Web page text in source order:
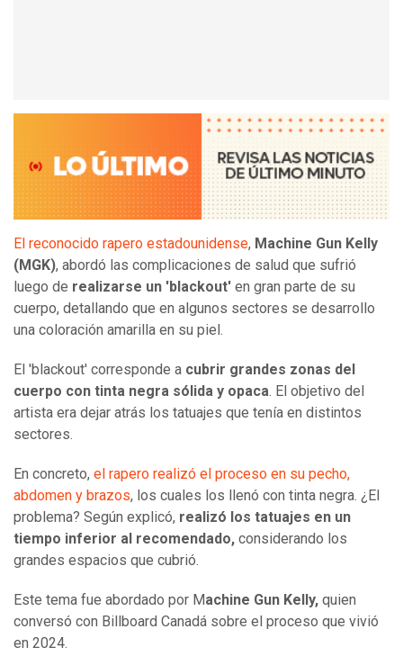
El reconocido rapero estadounidense, Machine Gun Kelly
(MGK), abordó las complicaciones de salud que sufrió
luego de realizarse un 'blackout' en gran parte de su
cuerpo, detallando que en algunos sectores se desarrollo
una coloración amarilla en su piel.
El 'blackout' corresponde a cubrir grandes zonas del
cuerpo con tinta negra sólida y opaca. El objetivo del
artista era dejar atrás los tatuajes que tenía en distintos
sectores.
En concreto, el rapero realizó el proceso en su pecho,
abdomen y brazos, los cuales los llenó con tinta negra. ¿El
problema? Según explicó, realizó los tatuajes en un
tiempo inferior al recomendado, considerando los
grandes espacios que cubrió.
Este tema fue abordado por Machine Gun Kelly, quien
conversó con Billboard Canadá sobre el proceso que vivió
en 2024.